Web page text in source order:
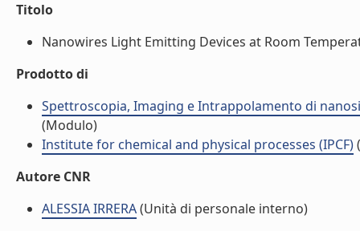
Titolo
Nanowires Light Emitting Devices at Room
Prodotto di
Spettroscopia, Imaging e Intrappolamento di
(Modulo)
Institute for chemical and physical processes (IPCF)
Autore CNR
ALESSIA IRRERA(Unità di personale interno)